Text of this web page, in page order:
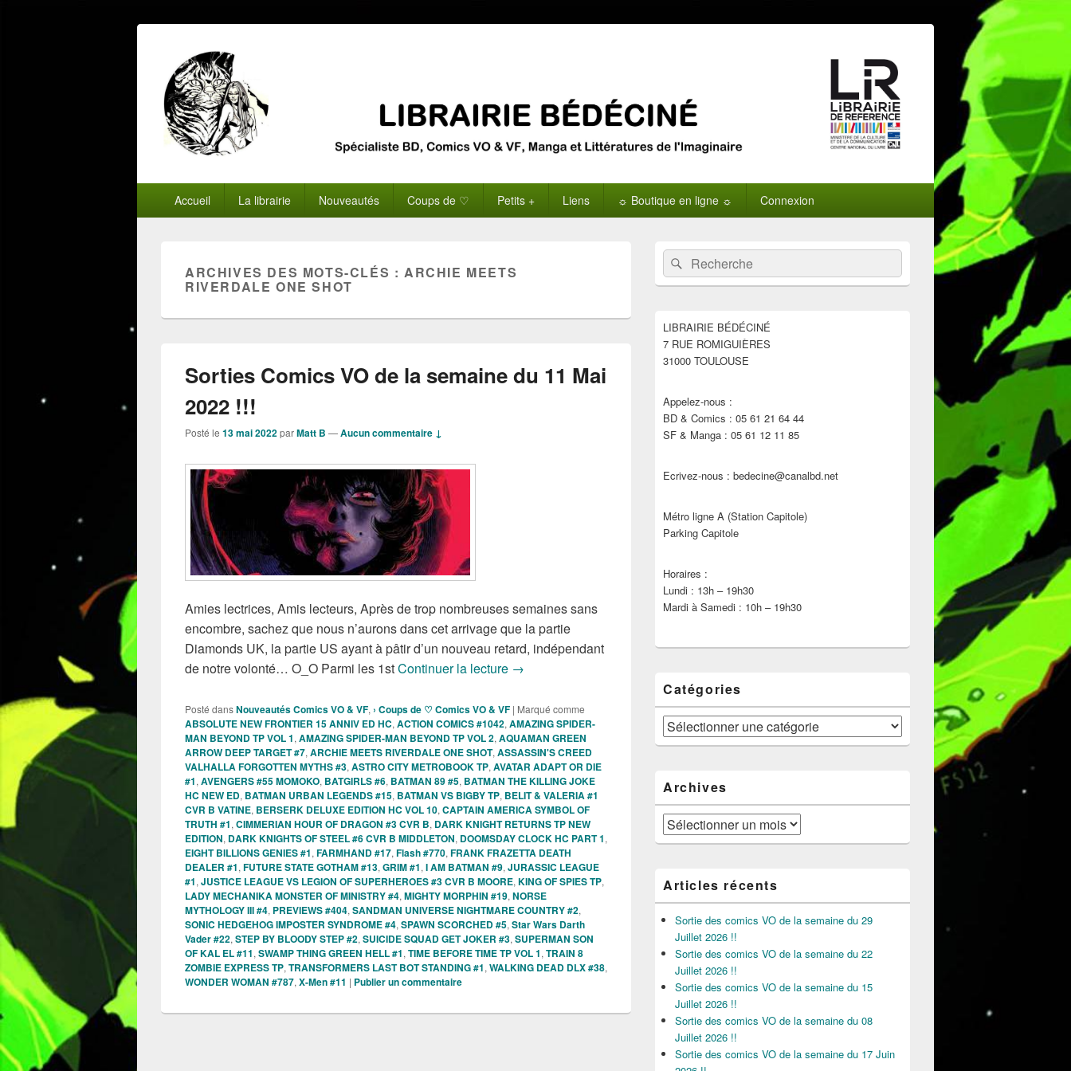
principalAccueil La librairie Nouveautés Coups de ♡ Petits + Liens ☼ Boutique en ligne ☼ Connexion
ARCHIVES DES MOTS-CLÉS :ARCHIE MEETS
RIVERDALE ONE SHOT
Sorties Comics VO de la semaine du 11 Mai
2022 !!!
Posté le 13 mai 2022parMatt B —Aucun commentaire ↓
Amies lectrices, Amis lecteurs, Après de trop nombreuses semaines sans
encombre, sachez que nous n’aurons dans cet arrivage que la partie
Diamonds UK, la partie US ayant à pâtir d’un nouveau retard, indépendant
de notre volonté… O_O Parmi les 1stContinuer la lecture Sorties Comics VO de la semaine du 11 Mai 2022 !!!
→
Posté dansNouveautés Comics VO & VF, › Coups de ♡ Comics VO & VF | Marqué comme
ABSOLUTE NEW FRONTIER 15 ANNIV ED HC, ACTION COMICS #1042, AMAZING SPIDER-
MAN BEYOND TP VOL 1, AMAZING SPIDER-MAN BEYOND TP VOL 2, AQUAMAN GREEN
ARROW DEEP TARGET #7, ARCHIE MEETS RIVERDALE ONE SHOT, ASSASSIN'S CREED
VALHALLA FORGOTTEN MYTHS #3, ASTRO CITY METROBOOK TP, AVATAR ADAPT OR DIE
#1, AVENGERS #55 MOMOKO, BATGIRLS #6, BATMAN 89 #5, BATMAN THE KILLING JOKE
HC NEW ED, BATMAN URBAN LEGENDS #15, BATMAN VS BIGBY TP, BELIT & VALERIA #1
CVR B VATINE, BERSERK DELUXE EDITION HC VOL 10, CAPTAIN AMERICA SYMBOL OF
TRUTH #1, CIMMERIAN HOUR OF DRAGON #3 CVR B, DARK KNIGHT RETURNS TP NEW
EDITION, DARK KNIGHTS OF STEEL #6 CVR B MIDDLETON, DOOMSDAY CLOCK HC PART 1,
EIGHT BILLIONS GENIES #1, FARMHAND #17, Flash #770, FRANK FRAZETTA DEATH
DEALER #1, FUTURE STATE GOTHAM #13, GRIM #1, I AM BATMAN #9, JURASSIC LEAGUE
#1, JUSTICE LEAGUE VS LEGION OF SUPERHEROES #3 CVR B MOORE, KING OF SPIES TP,
LADY MECHANIKA MONSTER OF MINISTRY #4, MIGHTY MORPHIN #19, NORSE
MYTHOLOGY III #4, PREVIEWS #404, SANDMAN UNIVERSE NIGHTMARE COUNTRY #2,
SONIC HEDGEHOG IMPOSTER SYNDROME #4, SPAWN SCORCHED #5, Star Wars Darth
Vader #22, STEP BY BLOODY STEP #2, SUICIDE SQUAD GET JOKER #3, SUPERMAN SON
OF KAL EL #11, SWAMP THING GREEN HELL #1, TIME BEFORE TIME TP VOL 1, TRAIN 8
ZOMBIE EXPRESS TP, TRANSFORMERS LAST BOT STANDING #1, WALKING DEAD DLX #38,
WONDER WOMAN #787, X-Men #11 | Publier un commentaire
Zone
principale
de
widget
barre
latérale
Recherche :Rechercher
LIBRAIRIE BÉDÉCINÉ
7 RUE ROMIGUIÈRES
31000 TOULOUSE
Appelez-nous :
BD & Comics : 05 61 21 64 44
SF & Manga : 05 61 12 11 85
Ecrivez-nous : bedecine@canalbd.net
Métro ligne A (Station Capitole)
Parking Capitole
Horaires :
Lundi : 13h – 19h30
Mardi à Samedi : 10h – 19h30
Catégories
Catégories
Archives
Archives
Articles récents
Sortie des comics VO de la semaine du 29
Juillet 2026 !!
Sortie des comics VO de la semaine du 22
Juillet 2026 !!
Sortie des comics VO de la semaine du 15
Juillet 2026 !!
Sortie des comics VO de la semaine du 08
Juillet 2026 !!
Sortie des comics VO de la semaine du 17 Juin